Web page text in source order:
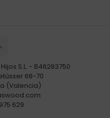
S.L. - B46283750
68-70
(Valencia)
629